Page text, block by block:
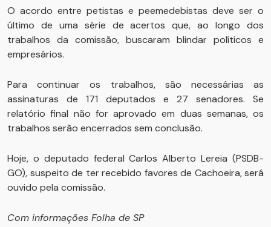
O acordo entre petistas e peemedebistas deve ser o
último de uma série de acertos que, ao longo dos
trabalhos da comissão, buscaram blindar políticos e
empresários.
Para continuar os trabalhos, são necessárias as
assinaturas de 171 deputados e 27 senadores. Se
relatório final não for aprovado em duas semanas, os
trabalhos serão encerrados sem conclusão.
Hoje, o deputado federal Carlos Alberto Lereia (PSDB-
GO), suspeito de ter recebido favores de Cachoeira, será
ouvido pela comissão.
Com informações Folha de SP